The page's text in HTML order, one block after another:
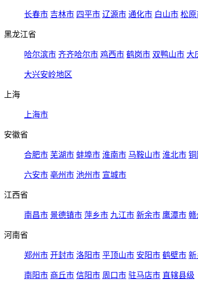
长春市 吉林市 四平市 辽源市 通化市 白山市 松原
黑龙江省
哈尔滨市 齐齐哈尔市 鸡西市 鹤岗市 双鸭山市 大
大兴安岭地区
上海
上海市
安徽省
合肥市 芜湖市 蚌埠市 淮南市 马鞍山市 淮北市 铜
六安市 亳州市 池州市 宣城市
江西省
南昌市 景德镇市 萍乡市 九江市 新余市 鹰潭市 赣
河南省
郑州市 开封市 洛阳市 平顶山市 安阳市 鹤壁市 新
南阳市 商丘市 信阳市 周口市 驻马店市 直辖县级